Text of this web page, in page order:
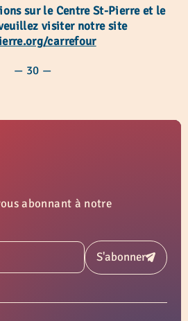
sur le Centre St-Pierre et le
visiter notre site
carrefour
— 30 —
abonnant à notre
S'abonnerSoumettre